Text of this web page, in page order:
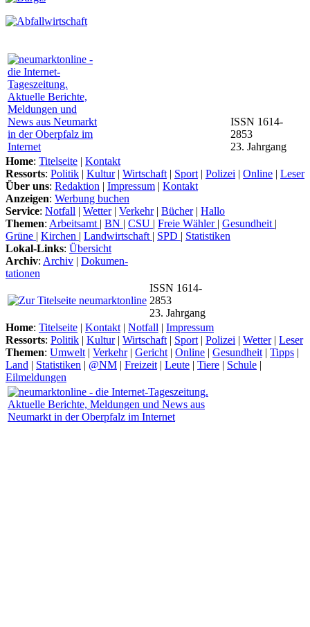
ISSN 1614-
2853
23. Jahrgang
Home: Titelseite | Kontakt
Ressorts: Politik | Kultur| Wirtschaft | Sport | Polizei | Online | Leser
Über uns: Redaktion | Impressum | Kontakt
Anzeigen: Werbung buchen
Service: Notfall | Wetter| Verkehr| Bücher| Hallo
Themen: Arbeitsamt | BN | CSU | Freie Wähler | Gesundheit |
Grüne | Kirchen | Landwirtschaft | SPD | Statistiken
Lokal-Links: Übersicht
Archiv: Archiv | Dokumen-
tationen
ISSN 1614-
2853
23. Jahrgang
Home: Titelseite | Kontakt | Notfall | Impressum
Ressorts: Politik | Kultur| Wirtschaft | Sport | Polizei | Wetter| Leser
Themen: Umwelt | Verkehr| Gericht | Online | Gesundheit | Tipps |
Land | Statistiken | @NM | Freizeit | Leute | Tiere | Schule |
Eilmeldungen